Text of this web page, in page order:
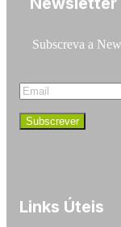
Subscreva a
Links Úteis